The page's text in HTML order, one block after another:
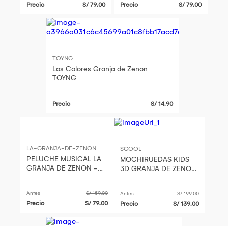
Precio S/ 79.00 Precio S/ 79.00
TOYNG
Los Colores Granja de Zenon
TOYNG
Precio S/ 14.90
LA-GRANJA-DE-ZENON
PELUCHE MUSICAL LA
GRANJA DE ZENON -
Antes S/ 159.00
Precio S/ 79.00
SCOOL
MOCHIRUEDAS KIDS
3D GRANJA DE ZENON
Antes S/ 199.00
Precio S/ 139.00